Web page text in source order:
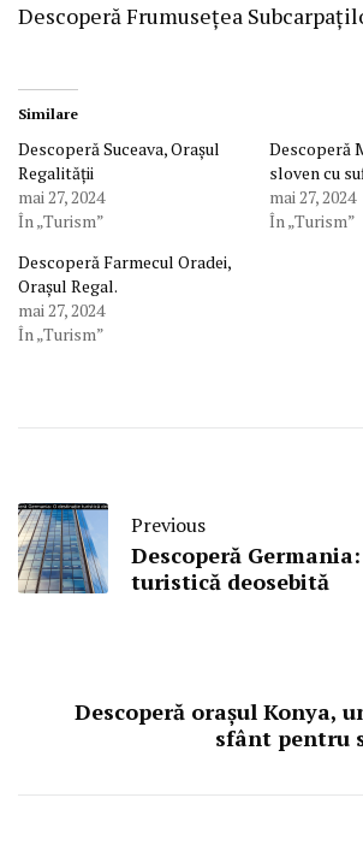
Descoperă Frumusețea
Similare
Descoperă Suceava, Orașul
Regalității
mai 27, 2024
În „Turism”
Descoperă
sloven cu
mai 27, 2024
În „Turism”
Descoperă Farmecul Oradei,
Orașul Regal.
mai 27, 2024
În „Turism”
Previous
Descoperă
turistică deosebită
Descoperă orașul Konya,
sfânt pentru